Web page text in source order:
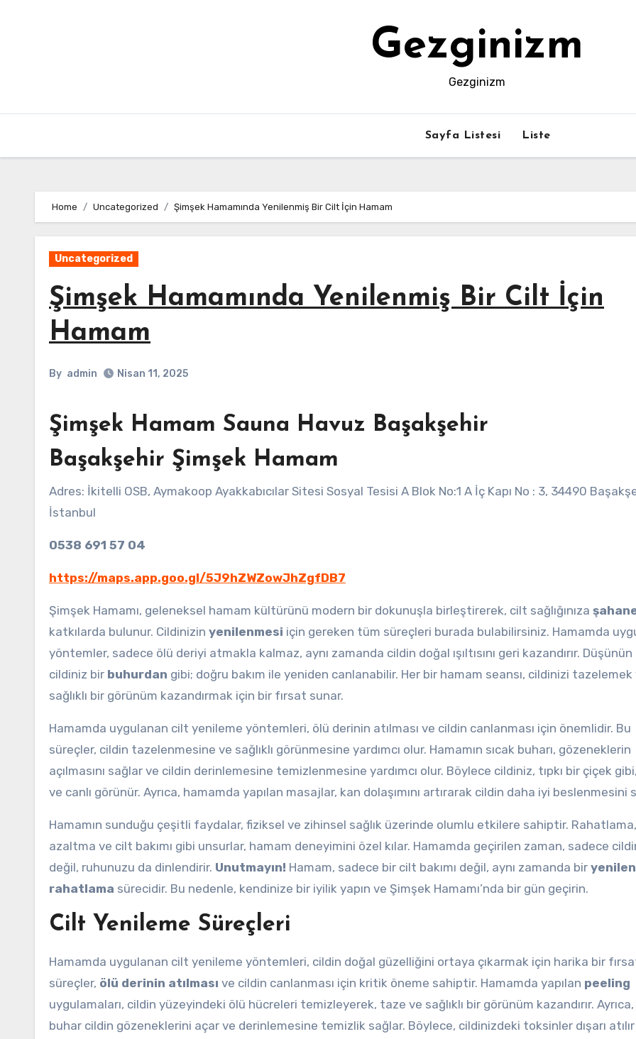
Gezginizm
Gezginizm
Sayfa Listesi Liste
Home Uncategorized Şimşek Hamamında Yenilenmiş Bir Cilt İçin Hamam
Uncategorized
Şimşek Hamamında Yenilenmiş Bir Cilt İçin
Hamam
By admin Nisan 11, 2025
Şimşek Hamam Sauna Havuz Başakşehir
Başakşehir Şimşek Hamam
Adres: İkitelli OSB, Aymakoop Ayakkabıcılar Sitesi Sosyal Tesisi A Blok No:1 A İç Kapı No : 3, 34490 Başakşehir/
İstanbul
0538 691 57 04
https://maps.app.goo.gl/5J9hZWZowJhZgfDB7
Şimşek Hamamı, geleneksel hamam kültürünü modern bir dokunuşla birleştirerek, cilt sağlığınıza
katkılarda bulunur. Cildinizin yenilenmesi için gereken tüm süreçleri burada bulabilirsiniz. Hamamda
yöntemler, sadece ölü deriyi atmakla kalmaz, aynı zamanda cildin doğal ışıltısını geri kazandırır. Düşünün
cildiniz bir buhurdan gibi; doğru bakım ile yeniden canlanabilir. Her bir hamam seansı, cildinizi tazelemek
sağlıklı bir görünüm kazandırmak için bir fırsat sunar.
Hamamda uygulanan cilt yenileme yöntemleri, ölü derinin atılması ve cildin canlanması için önemlidir. Bu
süreçler, cildin tazelenmesine ve sağlıklı görünmesine yardımcı olur. Hamamın sıcak buharı, gözeneklerin
açılmasını sağlar ve cildin derinlemesine temizlenmesine yardımcı olur. Böylece cildiniz, tıpkı bir çiçek gibi,
ve canlı görünür. Ayrıca, hamamda yapılan masajlar, kan dolaşımını artırarak cildin daha iyi beslenmesini
Hamamın sunduğu çeşitli faydalar, fiziksel ve zihinsel sağlık üzerinde olumlu etkilere sahiptir.
azaltma ve cilt bakımı gibi unsurlar, hamam deneyimini özel kılar. Hamamda geçirilen zaman, sadece
değil, ruhunuzu da dinlendirir. Unutmayın! Hamam, sadece bir cilt bakımı değil, aynı zamanda bir
rahatlama sürecidir. Bu nedenle, kendinize bir iyilik yapın ve Şimşek Hamamı’nda bir gün geçirin.
Cilt Yenileme Süreçleri
Hamamda uygulanan cilt yenileme yöntemleri, cildin doğal güzelliğini ortaya çıkarmak için harika bir
süreçler, ölü derinin atılması ve cildin canlanması için kritik öneme sahiptir. Hamamda yapılan peeling
uygulamaları, cildin yüzeyindeki ölü hücreleri temizleyerek, taze ve sağlıklı bir görünüm kazandırır. Ayrıca,
buhar cildin gözeneklerini açar ve derinlemesine temizlik sağlar. Böylece, cildinizdeki toksinler dışarı